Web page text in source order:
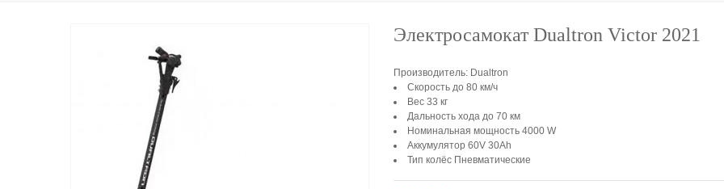
Электросамокат Dualtron Victor 2021
Производитель: Dualtron
Скорость до 80 км/ч
Вес 33 кг
Дальность хода до 70 км
Номинальная мощность 4000 W
Аккумулятор 60V 30Ah
Тип колёс Пневматические